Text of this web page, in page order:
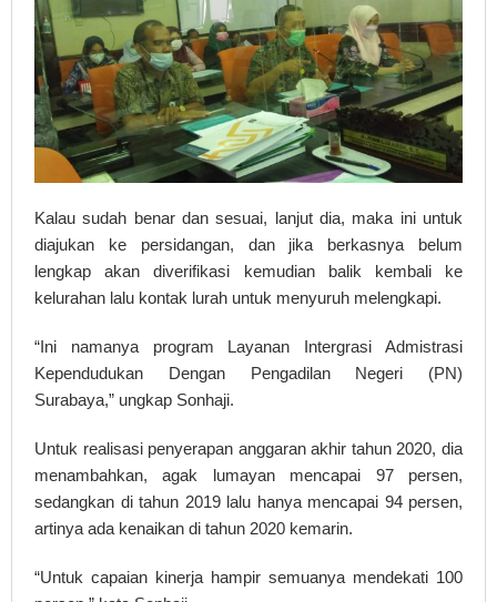
Kalau sudah benar dan sesuai, lanjut dia, maka ini untuk
diajukan ke persidangan, dan jika berkasnya belum
lengkap akan diverifikasi kemudian balik kembali ke
kelurahan lalu kontak lurah untuk menyuruh melengkapi.
“Ini namanya program Layanan Intergrasi Admistrasi
Kependudukan Dengan Pengadilan Negeri (PN)
Surabaya,” ungkap Sonhaji.
Untuk realisasi penyerapan anggaran akhir tahun 2020, dia
menambahkan, agak lumayan mencapai 97 persen,
sedangkan di tahun 2019 lalu hanya mencapai 94 persen,
artinya ada kenaikan di tahun 2020 kemarin.
“Untuk capaian kinerja hampir semuanya mendekati 100